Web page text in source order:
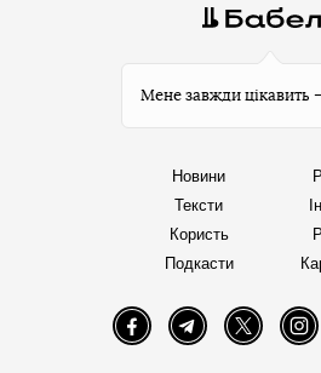
Мене завжди цікавить
Новини
Тексти
Користь
Подкасти
FacebookTelegramTwitter